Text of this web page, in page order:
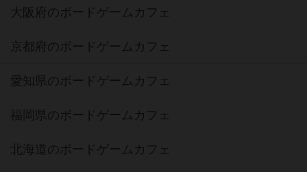
大阪府のボードゲームカフェ
京都府のボードゲームカフェ
愛知県のボードゲームカフェ
福岡県のボードゲームカフェ
北海道のボードゲームカフェ